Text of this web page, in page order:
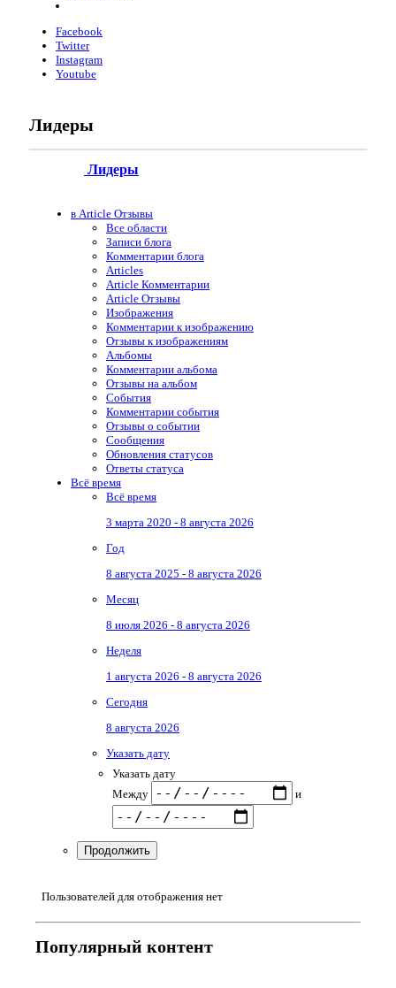
Facebook
Twitter
Instagram
Youtube
Лидеры
Лидеры
в Article Отзывы
Все области
Записи блога
Комментарии блога
Articles
Article Комментарии
Article Отзывы
Изображения
Комментарии к изображению
Отзывы к изображениям
Альбомы
Комментарии альбома
Отзывы на альбом
События
Комментарии события
Отзывы о событии
Сообщения
Обновления статусов
Ответы статуса
Всё время
Всё время
3 марта 2020 - 8 августа 2026
Год
8 августа 2025 - 8 августа 2026
Месяц
8 июля 2026 - 8 августа 2026
Неделя
1 августа 2026 - 8 августа 2026
Сегодня
8 августа 2026
Указать дату
Указать дату
Между
и
Продолжить
Пользователей для отображения нет
Популярный контент